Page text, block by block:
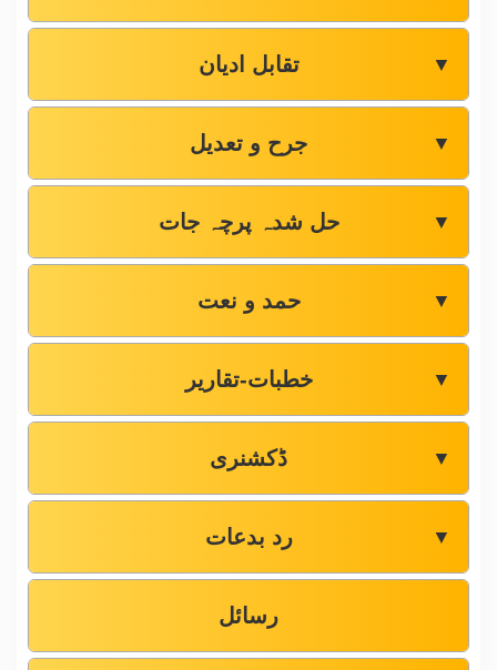
تقابل ادیان ▼
جرح و تعدیل ▼
حل شدہ پرچہ جات ▼
حمد و نعت ▼
خطبات-تقاریر ▼
ڈکشنری ▼
رد بدعات ▼
رسائل